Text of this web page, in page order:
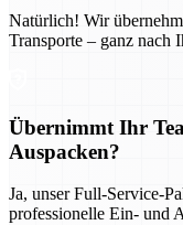
Natürlich! Wir
Transporte – ganz nach
Übernimmt Ihr
Auspacken?
Ja, unser Full-Service-
professionelle Ein- und